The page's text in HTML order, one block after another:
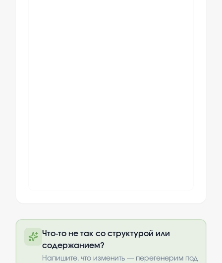
оплаты
Что-то не так со структурой или
содержанием?
Напишите, что изменить — перегенерим под